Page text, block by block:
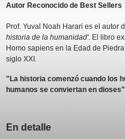
Autor Reconocido de Best Sellers
Prof. Yuval Noah Harari es el autor
historia de la humanidad'. El libro
Homo sapiens en la Edad de
siglo XXI.
"La historia comenzó cuando los
humanos se conviertan en dioses"
En detalle